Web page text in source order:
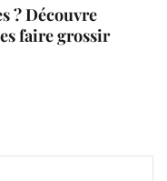
? Découvre
faire grossir